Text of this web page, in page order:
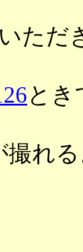
ただ
とき
撮れ